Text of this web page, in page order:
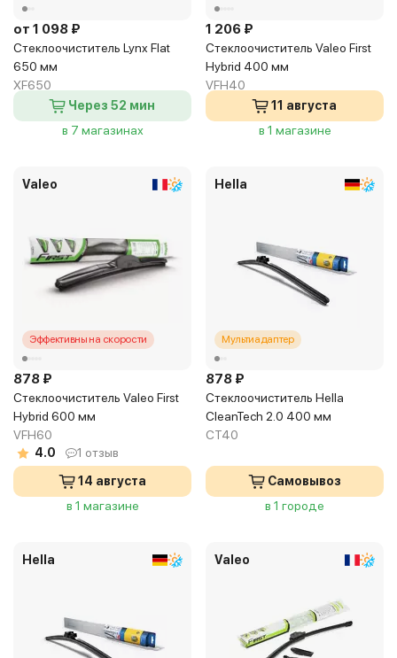
от 1 098 ₽
Стеклоочиститель Lynx Flat
650 мм
XF650
Через 52 мин
в 7 магазинах
1 206 ₽
Стеклоочиститель Valeo First
Hybrid 400 мм
VFH40
11 августа
в 1 магазине
Valeo
Эффективны на скорости
878 ₽
Стеклоочиститель Valeo First
Hybrid 600 мм
VFH60
4.0
1 отзыв
14 августа
в 1 магазине
Hella
Мультиадаптер
878 ₽
Стеклоочиститель Hella
CleanTech 2.0 400 мм
CT40
Самовывоз
в 1 городе
Hella Valeo